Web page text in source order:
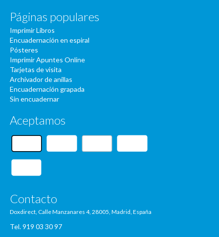
Páginas populares
Imprimir Libros
Encuadernación en espiral
Pósteres
Imprimir Apuntes Online
Tarjetas de visita
Archivador de anillas
Encuadernación grapada
Sin encuadernar
Aceptamos
Contacto
Doxdirect, Calle Manzanares 4, 28005, Madrid, España
Tel. 919 03 30 97